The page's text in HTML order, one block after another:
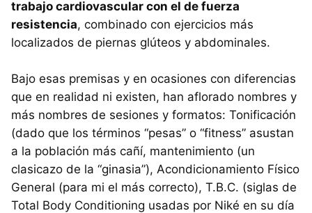
trabajo cardiovascular con el de fuerza
resistencia, combinado con ejercicios más
localizados de piernas glúteos y abdominales.
Bajo esas premisas y en ocasiones con diferencias
que en realidad ni existen, han aflorado nombres y
más nombres de sesiones y formatos: Tonificación
(dado que los términos “pesas” o “fitness” asustan
a la población más cañí, mantenimiento (un
clasicazo de la “ginasia”), Acondicionamiento Físico
General (para mi el más correcto), T.B.C. (siglas de
Total Body Conditioning usadas por Niké en su día